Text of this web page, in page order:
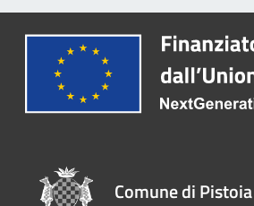
Comune di Pistoia